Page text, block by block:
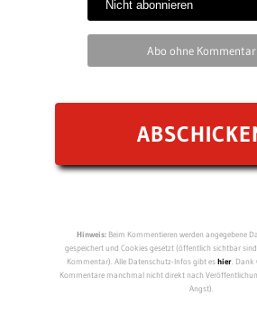
Abo ohne Kommentar
Hinweis:Beim Kommentieren werden angegebene
gespeichert und Cookies gesetzt (öffentlich sichtbar
Kommentar). Alle Datenschutz-Infos gibt eshier. Dank
Kommentare manchmal nicht direkt nach
Angst).